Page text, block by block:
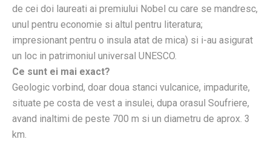
de cei doi laureati ai premiului Nobel cu care se mandresc,
unul pentru economie si altul pentru literatura;
impresionant pentru o insula atat de mica) si i-au asigurat
un loc in patrimoniul universal UNESCO.
Ce sunt ei mai exact?
Geologic vorbind, doar doua stanci vulcanice, impadurite,
situate pe costa de vest a insulei, dupa orasul Soufriere,
avand inaltimi de peste 700 m si un diametru de aprox. 3
km.